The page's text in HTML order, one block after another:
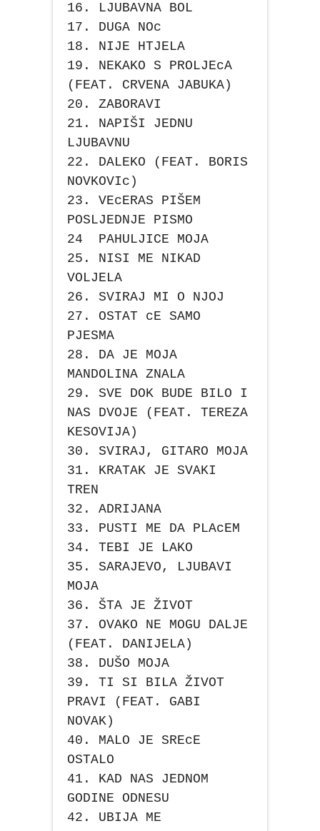
16. LJUBAVNA BOL
17. DUGA NOc
18. NIJE HTJELA
19. NEKAKO S PROLJEcA
(FEAT. CRVENA JABUKA)
20. ZABORAVI
21. NAPIŠI JEDNU
LJUBAVNU
22. DALEKO (FEAT. BORIS
NOVKOVIc)
23. VEcERAS PIŠEM
POSLJEDNJE PISMO
24 PAHULJICE MOJA
25. NISI ME NIKAD
VOLJELA
26. SVIRAJ MI O NJOJ
27. OSTAT cE SAMO
PJESMA
28. DA JE MOJA
MANDOLINA ZNALA
29. SVE DOK BUDE BILO I
NAS DVOJE (FEAT. TEREZA
KESOVIJA)
30. SVIRAJ, GITARO MOJA
31. KRATAK JE SVAKI
TREN
32. ADRIJANA
33. PUSTI ME DA PLAcEM
34. TEBI JE LAKO
35. SARAJEVO, LJUBAVI
MOJA
36. ŠTA JE ŽIVOT
37. OVAKO NE MOGU DALJE
(FEAT. DANIJELA)
38. DUŠO MOJA
39. TI SI BILA ŽIVOT
PRAVI (FEAT. GABI
NOVAK)
40. MALO JE SREcE
OSTALO
41. KAD NAS JEDNOM
GODINE ODNESU
42. UBIJA ME